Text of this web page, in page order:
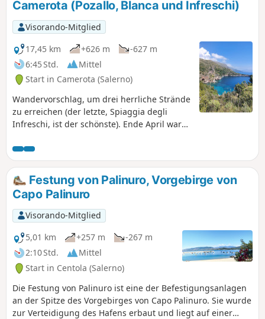
Camerota (Pozallo, Blanca und Infreschi)
Visorando-Mitglied
17,45 km
+626 m
-627 m
6:45 Std.
Mittel
Start in Camerota (Salerno)
Wandervorschlag, um drei herrliche Strände
zu erreichen (der letzte, Spiaggia degli
Infreschi, ist der schönste). Ende April war
Sommer scheint das jedoch nicht der Fall zu
sein). Die Beschreibung bezieht sich auf
einen Hinweg und einen Rückweg, die an
einer Straße beginnen (an deren Rand man
das Auto parken kann). Das Ende des
Hinwegs ist nicht wirklich interessant, außer
um etwas Höhe zu gewinnen und die
Landschaft (mit hohen Bergen im
Hintergrund) zu bewundern. Man kann sich
darauf beschränken, die drei Strände zu
erreichen, was die Wanderung verkürzt,
oder eine Rundwanderung machen, indem
man über die Straße zurückkehrt, oder
sogar auf einem Parkplatz (Parcheggio Costa
Festung von Palinuro, Vorgebirge von
Capo Palinuro
Visorando-Mitglied
5,01 km
+257 m
-267 m
2:10 Std.
Mittel
Start in Centola (Salerno)
Die Festung von Palinuro ist eine der Befestigungsanlagen
an der Spitze des Vorgebirges von Capo Palinuro. Sie wurde
zur Verteidigung des Hafens erbaut und liegt auf einer